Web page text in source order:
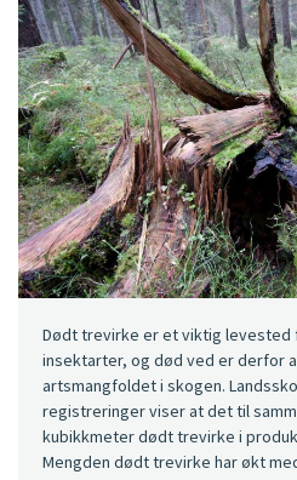
Dødt trevirke er et viktig levested
insektarter, og død ved er derfor
artsmangfoldet i skogen.
registreringer viser at det til
kubikkmeter dødt trevirke i
Mengden dødt trevirke har økt